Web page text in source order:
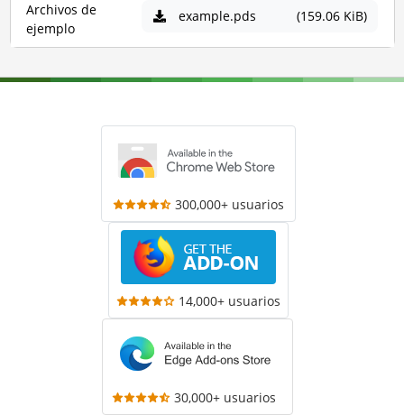
Archivos de
ejemplo
example.pds (159.06 KiB)
300,000+ usuarios
14,000+ usuarios
30,000+ usuarios